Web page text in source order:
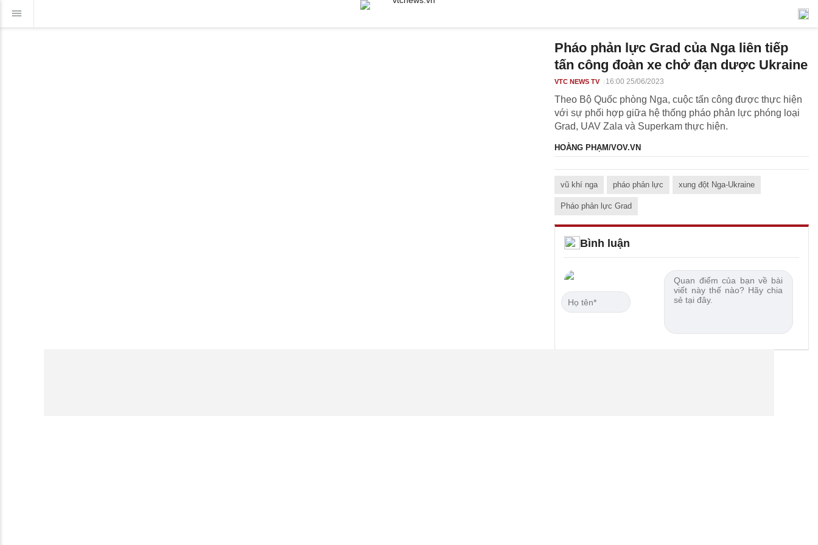
Pháo phản lực Grad của Nga liên tiếp
tấn công đoàn xe chở đạn dược Ukraine
VTC NEWS TV 16:00 25/06/2023
Theo Bộ Quốc phòng Nga, cuộc tấn công được thực hiện
với sự phối hợp giữa hệ thống pháo phản lực phóng loại
Grad, UAV Zala và Superkam thực hiện.
HOÀNG PHẠM/VOV.VN
vũ khí nga pháo phản lực xung đột Nga-Ukraine
Pháo phản lực Grad
Bình luận